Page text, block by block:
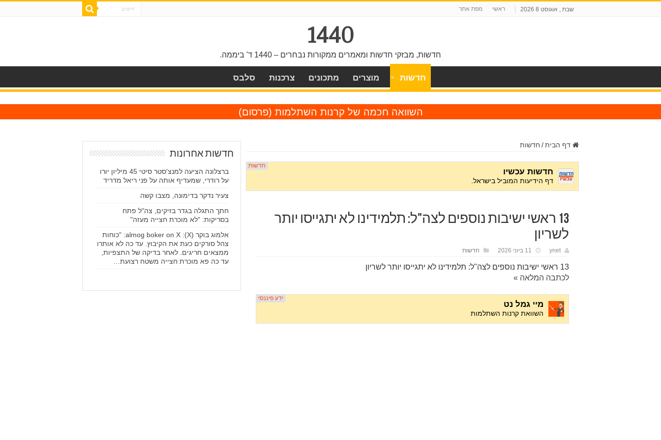
שבת , אוגוסט 8 2026 ראשי מפת אתר
1440
חדשות, מבזקי חדשות ומאמרים ממקורות נבחרים – 1440 ד' ביממה.
חדשות מוצרים מתכונים צרכנות סלבס
השוואה חכמה של קרנות השתלמות (פרסום)
דף הבית/ חדשות
13 ראשי ישיבות נוספים לצה"ל: תלמידינו לא יתגייסו יותר
לשריון
ynet 11 ביוני 2026 חדשות
13 ראשי ישיבות נוספים לצה"ל: תלמידינו לא יתגייסו יותר לשריון
לכתבה המלאה »
חדשות אחרונות
ברצלונה הציעה למנצ'סטר סיטי 45 מיליון יורו
על רודרי, שמעדיף אותה על פני ריאל מדריד
צעיר נדקר בדימונה, מצבו קשה
חתך התגלה בגדר בזיקים, צה"ל פתח
בסריקות: "לא מוכרת חצייה מעזה"
אלמוג בוקר (X): almog boker on X: "כוחות
צהל סורקים כעת את הקיבוץ. עד כה לא אותרו
ממצאים חריגים. לאחר בדיקה של התצפיות,
עד כה פא מוכרת חצייה משטח רצועת…